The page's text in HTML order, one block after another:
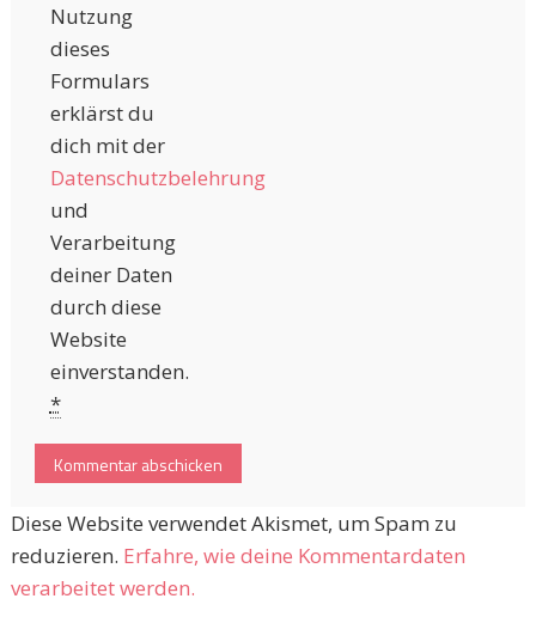
Nutzung
dieses
Formulars
erklärst du
dich mit der
Datenschutzbelehrung
und
Verarbeitung
deiner Daten
durch diese
Website
einverstanden.
*
Diese Website verwendet Akismet, um Spam zu
reduzieren. Erfahre, wie deine Kommentardaten
verarbeitet werden.